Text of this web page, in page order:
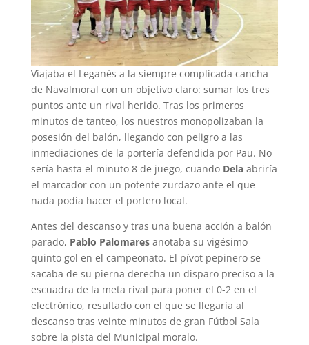
Viajaba el Leganés a la siempre complicada cancha
de Navalmoral con un objetivo claro: sumar los tres
puntos ante un rival herido. Tras los primeros
minutos de tanteo, los nuestros monopolizaban la
posesión del balón, llegando con peligro a las
inmediaciones de la portería defendida por Pau. No
sería hasta el minuto 8 de juego, cuando Delaabriría
el marcador con un potente zurdazo ante el que
nada podía hacer el portero local.
Antes del descanso y tras una buena acción a balón
parado, Pablo Palomaresanotaba su vigésimo
quinto gol en el campeonato. El pívot pepinero se
sacaba de su pierna derecha un disparo preciso a la
escuadra de la meta rival para poner el 0-2 en el
electrónico, resultado con el que se llegaría al
descanso tras veinte minutos de gran Fútbol Sala
sobre la pista del Municipal moralo.